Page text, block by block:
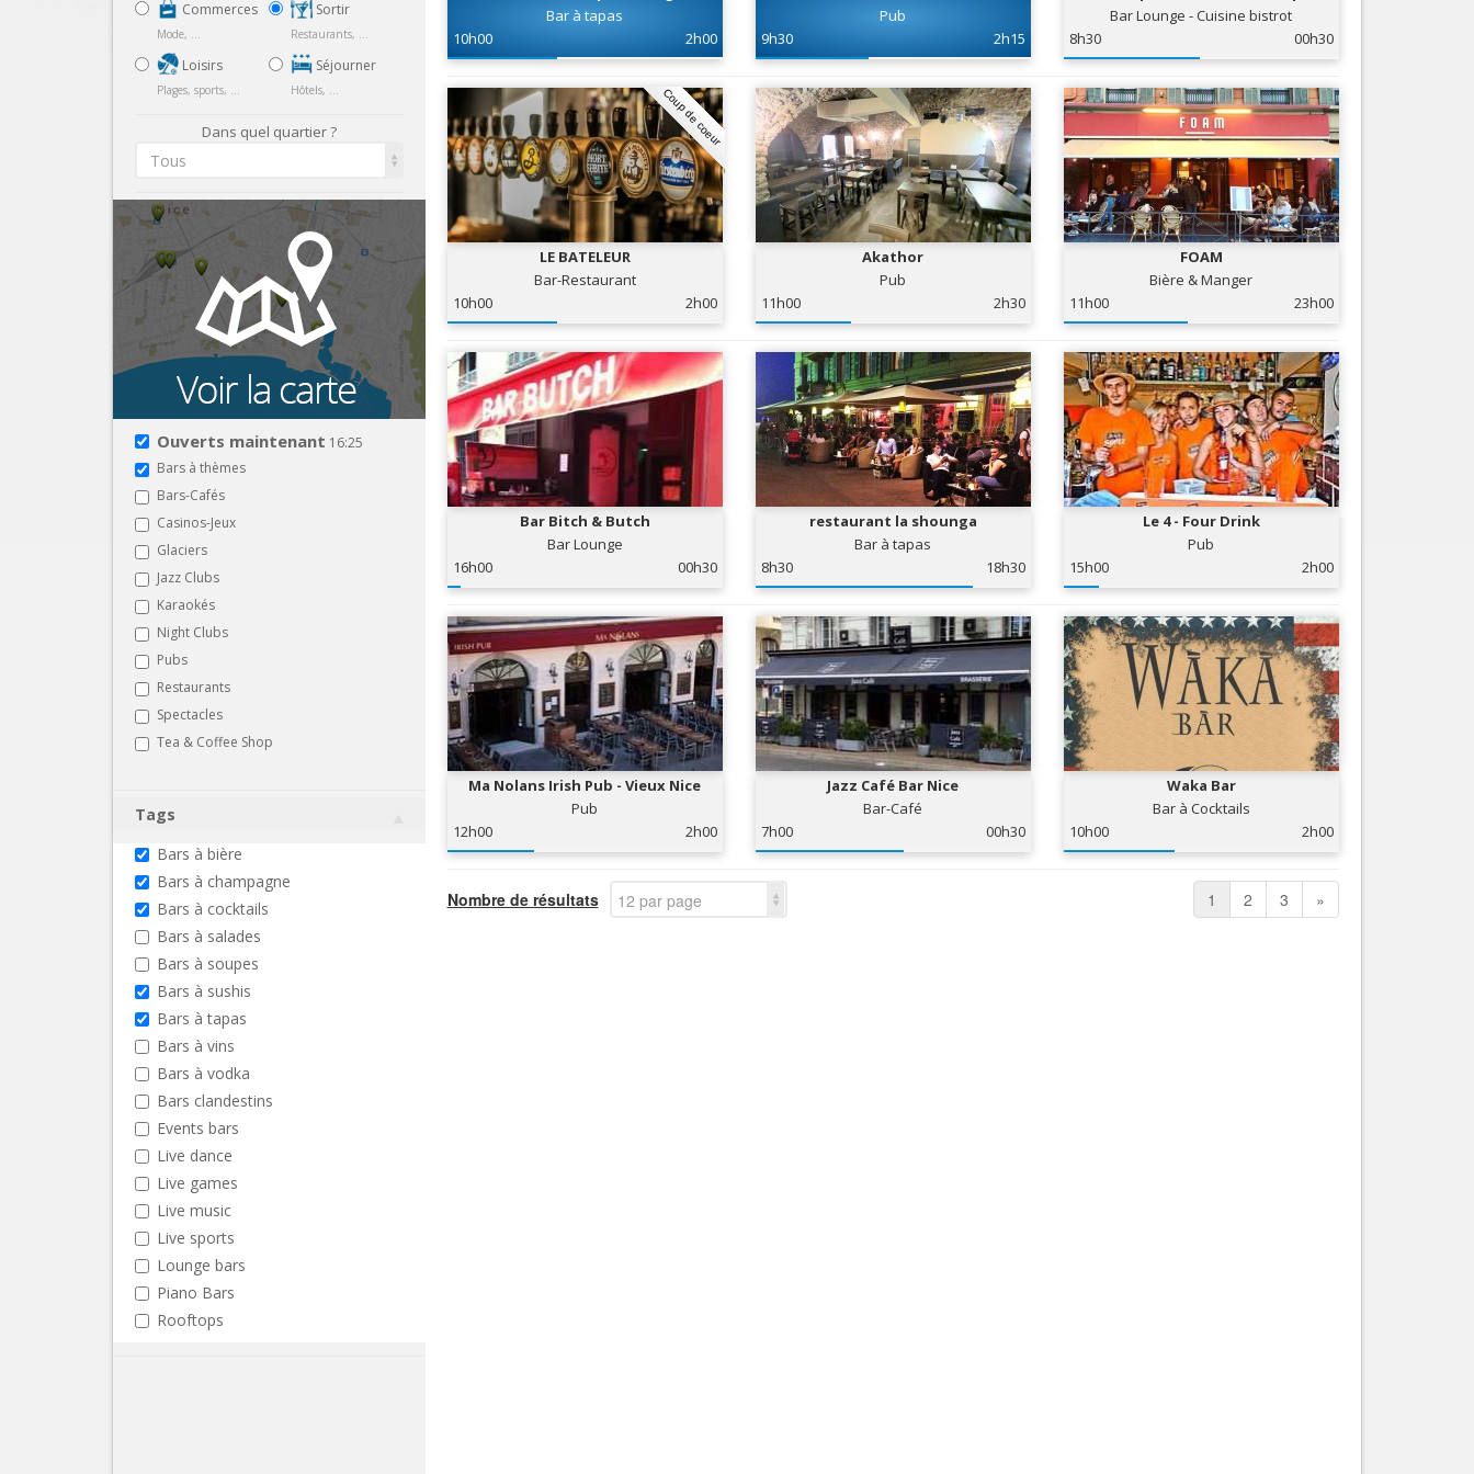
Services
Tourisme, ...
Nice Aéroport
Commerces
Mode, ...
Loisirs
Plages, sports, ...
Sortir
Restaurants, ...
Séjourner
Hôtels, ...
Dans quel quartier ?
Tous
Ouverts maintenant 16:25
Bars à thèmes
Bars-Cafés
Casinos-Jeux
Glaciers
Jazz Clubs
Karaokés
Night Clubs
Pubs
Restaurants
Spectacles
Tea & Coffee Shop
Tags
Bars à bière
Bars à champagne
Bars à cocktails
Bars à salades
Bars à soupes
Bars à sushis
Bars à tapas
Bars à vins
Bars à vodka
Bars clandestins
Events bars
Live dance
Live games
Live music
Live sports
Lounge bars
Piano Bars
Rooftops
Bar à tapas
10h00
2h00
Pub
9h30
2h15
Bar Lounge - Cuisine bistrot
8h30
00h30
Coup de coeur
LE BATELEUR
Bar-Restaurant
10h00
2h00
Akathor
Pub
11h00
2h30
FOAM
Bière & Manger
11h00
23h00
Bar Bitch & Butch
Bar Lounge
16h00
00h30
restaurant la shounga
Bar à tapas
8h30
18h30
Le 4 - Four Drink
Pub
15h00
2h00
Ma Nolans Irish Pub - Vieux Nice
Pub
12h00
2h00
Jazz Café Bar Nice
Bar-Café
7h00
00h30
Waka Bar
Bar à Cocktails
10h00
2h00
Nombre de résultats 12 par page 1 2 3 »